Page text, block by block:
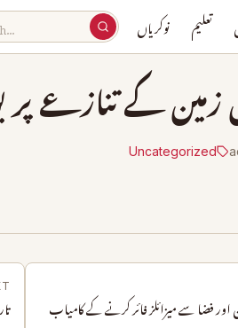
تعلیم نوکریاں
زمین کے تنازعے
Uncategorized
اور فضا سے میزائلز فائر کرنے کے کامیاب